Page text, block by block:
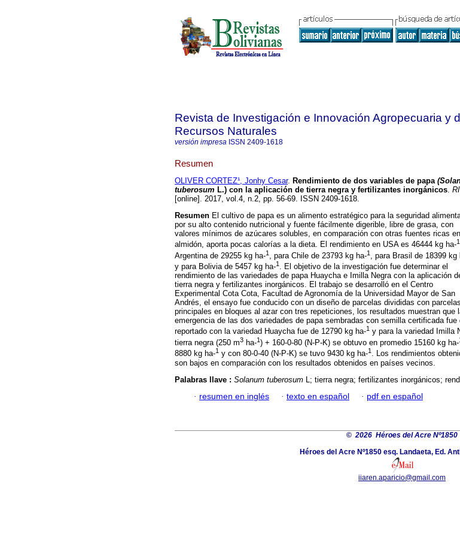
Revista de Investigación e Innovación Agropecuaria y
Recursos Naturales
versión impresa ISSN 2409-1618
Resumen
OLIVER CORTEZ¹, Jonhy Cesar. Rendimiento de dos variables de papa
tuberosum L.) con la aplicación de tierra negra y fertilizantes inorgánicos.
[online]. 2017, vol.4, n.2, pp. 56-69. ISSN 2409-1618.
Resumen El cultivo de papa es un alimento estratégico para la seguridad
por su alto contenido nutricional y fuente fácilmente digerible, libre de grasa, con
valores mínimos de azúcares solubles, en comparación con otras fuentes ricas en
almidón, aporta pocas calorías a la dieta. El rendimiento en USA es 46444 kg ha-1
Argentina de 29255 kg ha-1 , para Chile de 23793 kg ha-1 , para Brasil de 18399 kg
y para Bolivia de 5457 kg ha-1 . El objetivo de la investigación fue determinar el
rendimiento de las variedades de papa Huaycha e Imilla Negra con la aplicación
tierra negra y fertilizantes inorgánicos. El trabajo se desarrolló en el Centro
Experimental Cota Cota, Facultad de Agronomía de la Universidad Mayor de San
Andrés, el ensayo fue conducido con un diseño de parcelas divididas con parcelas
principales en bloques al azar con tres repeticiones, los resultados muestran que
emergencia de las dos variedades de papa sembradas con semilla certificada
reportado con la variedad Huaycha fue de 12790 kg ha-1 y para la variedad Imilla
tierra negra (250 m3 ha-1) + 160-0-80 (N-P-K) se obtuvo en promedio 15160 kg ha-
8880 kg ha-1 y con 80-0-40 (N-P-K) se tuvo 9430 kg ha-1 . Los rendimientos
son bajos en comparación con los resultados obtenidos en países vecinos.
Palabras llave : Solanum tuberosum
L; tierra negra; fertilizantes inorgánicos;
· resumen en inglés · texto en español · pdf en español
©2026 Héroes del Acre Nº1850
Héroes del Acre Nº1850 esq. Landaeta, Ed.
iiaren.aparicio@gmail.com